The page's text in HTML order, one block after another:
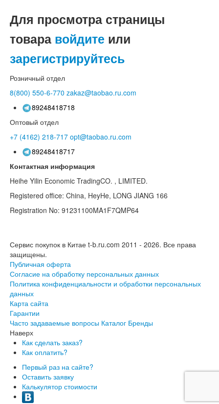
Для просмотра страницы
товара войдите или
зарегистрируйтесь
Розничный отдел
8(800) 550-6-770 zakaz@taobao.ru.com
89248418718
Оптовый отдел
+7 (4162) 218-717 opt@taobao.ru.com
89248418717
Контактная информация
Heihe Yilin Economic TradingCO. , LIMITED.
Registered office: China, HeyHe, LONG JIANG 166
Registration No: 91231100MA1F7QMP64
Сервис покупок в Китае t-b.ru.com 2011 - 2026. Все права
защищены.
Публичная оферта
Согласие на обработку персональных данных
Политика конфиденциальности и обработки персональных
данных
Карта сайта
Гарантии
Часто задаваемые вопросы Каталог Бренды
Наверх
Как сделать заказ?
Как оплатить?
Первый раз на сайте?
Оставить заявку
Калькулятор стоимости